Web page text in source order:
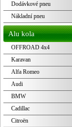
Dodávkové pneu
Nákladní pneu
Alu kola
OFFROAD 4x4
Karavan
Alfa Romeo
Audi
BMW
Cadillac
Citroën